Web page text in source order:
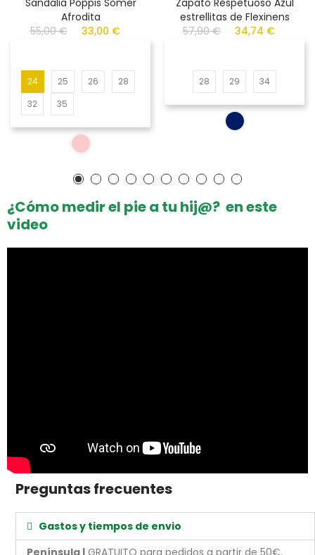
Sandalia Poppis Somer
Afrodita
55,00 €
33,00 €
24 25 26
28
32
35
Zapato Respetuoso Azul
estrellitas de Flexinens
57,90 €
34,74 €
28 29 34
¿Cómo medir el pie a tu hij@? en este
video
Preguntas frecuentes
Gastos y tiempos de envio